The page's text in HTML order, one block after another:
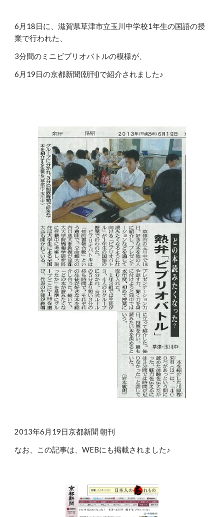
6月18日に、滋賀県草津市立玉川中学校1年生の国語の授
業で行われた、
3分間のミニビブリオバトルの模様が、
6月19日の京都新聞(朝刊)で紹介されました♪
2013年6月19日京都新聞 朝刊
なお、この記事は、WEBにも掲載されました♪